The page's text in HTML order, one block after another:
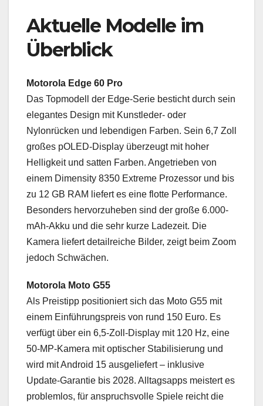
Aktuelle Modelle im
Überblick
Motorola Edge 60 Pro
Das Topmodell der Edge-Serie besticht durch sein
elegantes Design mit Kunstleder- oder
Nylonrücken und lebendigen Farben. Sein 6,7 Zoll
großes pOLED-Display überzeugt mit hoher
Helligkeit und satten Farben. Angetrieben von
einem Dimensity 8350 Extreme Prozessor und bis
zu 12 GB RAM liefert es eine flotte Performance.
Besonders hervorzuheben sind der große 6.000-
mAh-Akku und die sehr kurze Ladezeit. Die
Kamera liefert detailreiche Bilder, zeigt beim Zoom
jedoch Schwächen.
Motorola Moto G55
Als Preistipp positioniert sich das Moto G55 mit
einem Einführungspreis von rund 150 Euro. Es
verfügt über ein 6,5-Zoll-Display mit 120 Hz, eine
50-MP-Kamera mit optischer Stabilisierung und
wird mit Android 15 ausgeliefert – inklusive
Update-Garantie bis 2028. Alltagsapps meistert es
problemlos, für anspruchsvolle Spiele reicht die